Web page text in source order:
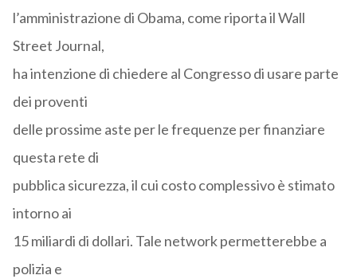
l’amministrazione di Obama, come riporta il Wall
Street Journal,
ha intenzione di chiedere al Congresso di usare parte
dei proventi
delle prossime aste per le frequenze per finanziare
questa rete di
pubblica sicurezza, il cui costo complessivo è stimato
intorno ai
15 miliardi di dollari. Tale network permetterebbe a
polizia e